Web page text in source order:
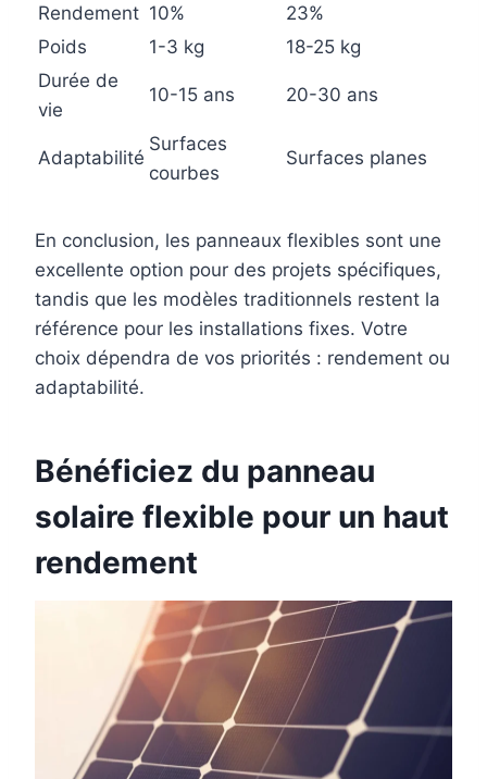
Rendement 10%
23%
Poids
1-3 kg
18-25 kg
Durée de
vie
10-15 ans 20-30 ans
Adaptabilité
Surfaces
courbes
Surfaces planes
En conclusion, les panneaux flexibles sont une
excellente option pour des projets spécifiques,
tandis que les modèles traditionnels restent la
référence pour les installations fixes. Votre
choix dépendra de vos priorités : rendement ou
adaptabilité.
Bénéficiez du panneau
solaire flexible pour un haut
rendement